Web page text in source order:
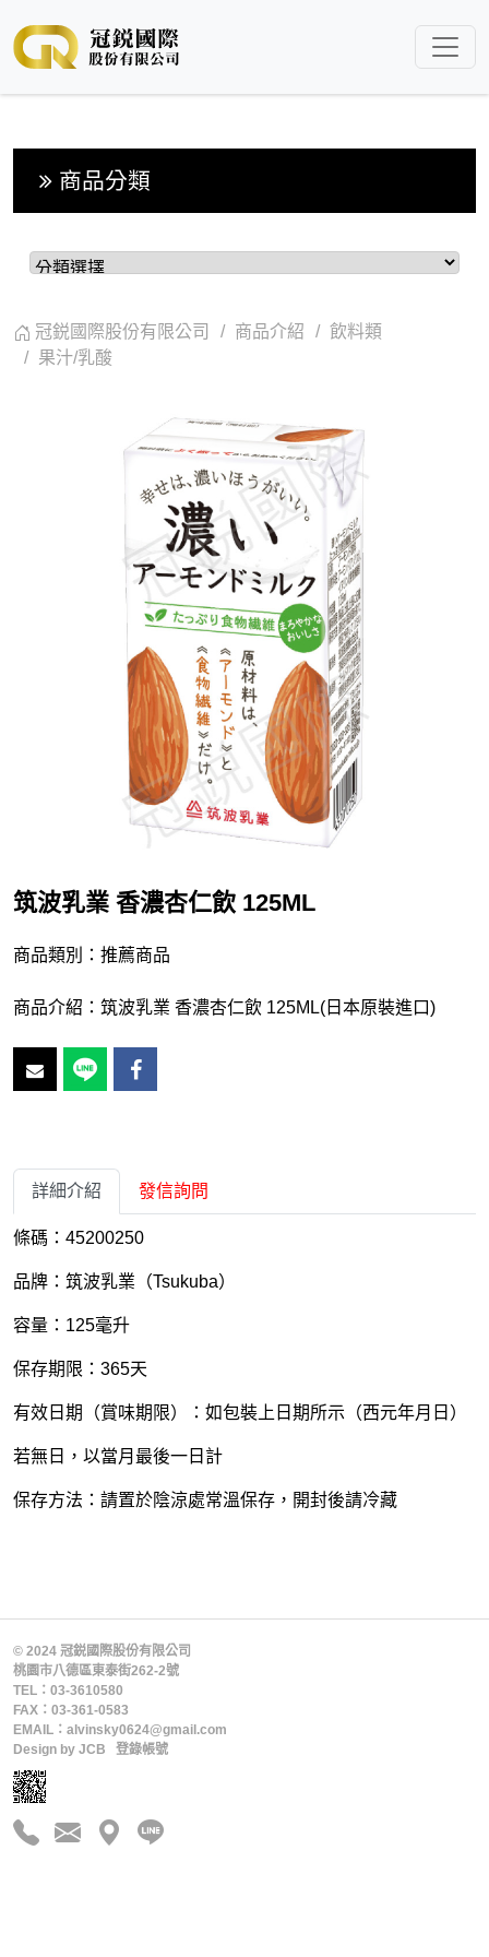
商品分類
冠鋭國際股份有限公司 商品介紹
飲料類
果汁/乳酸
筑波乳業 香濃杏仁飲 125ML
商品類別：推薦商品
商品介紹：筑波乳業 香濃杏仁飲 125ML(日本原裝進口)
詳細介紹 發信詢問
條碼：45200250
品牌：筑波乳業（Tsukuba）
容量：125毫升
保存期限：365天
有效日期（賞味期限）：如包裝上日期所示（西元年月日）
若無日，以當月最後一日計
保存方法：請置於陰涼處常溫保存，開封後請冷藏
© 2024 冠鋭國際股份有限公司
桃園市八德區東泰街262-2號
TEL：03-3610580
FAX：03-361-0583
EMAIL：alvinsky0624@gmail.com
Design by JCB 登錄帳號